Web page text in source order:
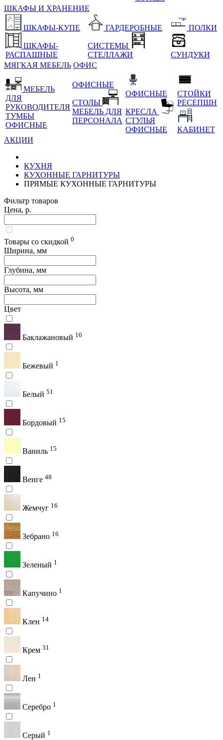
ШКАФЫ И ХРАНЕНИЕ
ШКАФЫ-КУПЕ
ШКАФЫ-
РАСПАШНЫЕ
ГАРДЕРОБНЫЕ
СИСТЕМЫ
СТЕЛЛАЖИ
ПОЛКИ
СУНДУКИ
МЯГКАЯ МЕБЕЛЬ ОФИС
МЕБЕЛЬ
ДЛЯ
РУКОВОДИТЕЛЯ
ТУМБЫ
ОФИСНЫЕ
ОФИСНЫЕ
СТОЛЫ
МЕБЕЛЬ ДЛЯ
ПЕРСОНАЛА
ОФИСНЫЕ
КРЕСЛА
СТУЛЬЯ
ОФИСНЫЕ
СТОЙКИ
РЕСЕПШН
КАБИНЕТ
АКЦИИ
КУХНЯ
КУХОННЫЕ ГАРНИТУРЫ
ПРЯМЫЕ КУХОННЫЕ ГАРНИТУРЫ
Фильтр товаров
Цена, р.
Товары со скидкой 0
Ширина, мм
Глубина, мм
Высота, мм
Цвет
Баклажановый 16
Бежевый 1
Белый 51
Бордовый 15
Ваниль 15
Венге 48
Жемчуг 16
Зебрано 16
Зеленый 1
Капучино 1
Клен 14
Крем 31
Лен 1
Серебро 1
Серый 1